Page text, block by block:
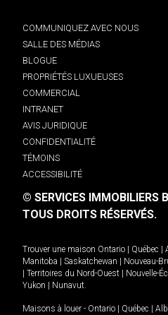
COMMUNIQUEZ AVEC NOUS
SALLE DES MÉDIAS
BLOGUE
PROPRIÉTÉS LUXUEUSES
COMMERCIAL
INTRANET
AVIS JURIDIQUE
CONFIDENTIALITÉ
TÉMOINS
ACCESSIBILITÉ
© SERVICES IMMOBILIERS
TOUS DROITS RÉSERVÉS.
Trouver une maison Ontario Québec
Manitoba
Saskatchewan Nouveau-
Territoires du Nord-Ouest Nouvelle-
Yukon
Nunavut.
Maisons à louer - Ontario Québec